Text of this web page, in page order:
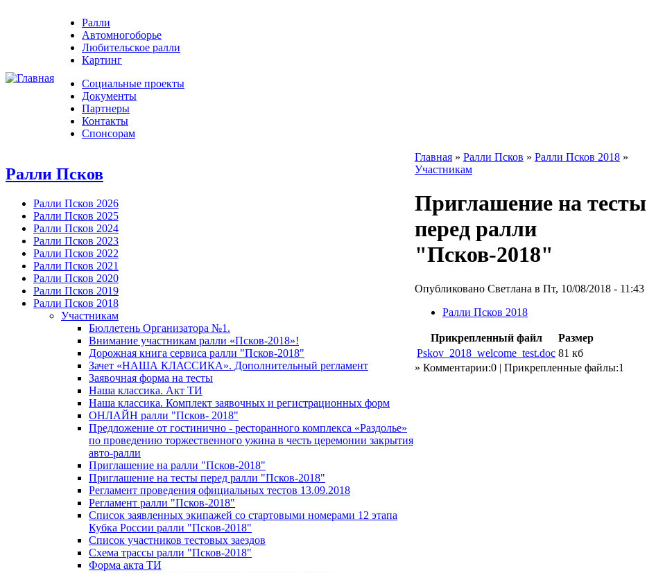
Ралли
Автомногоборье
Любительское ралли
Картинг
Социальные проекты
Документы
Партнеры
Контакты
Спонсорам
Ралли Псков
Ралли Псков 2026
Ралли Псков 2025
Ралли Псков 2024
Ралли Псков 2023
Ралли Псков 2022
Ралли Псков 2021
Ралли Псков 2020
Ралли Псков 2019
Ралли Псков 2018
Участникам
Бюллетень Организатора №1.
Внимание участникам ралли «Псков-2018»!
Дорожная книга сервиса ралли "Псков-2018"
Зачет «НАША КЛАССИКА». Дополнительный регламент
Заявочная форма на тесты
Наша классика. Акт ТИ
Наша классика. Комплект заявочных и регистрационных форм
ОНЛАЙН ралли "Псков- 2018"
Предложение от гостинично - ресторанного комплекса «Раздолье»
по проведению торжественного ужина в честь церемонии закрытия
авто-ралли
Приглашение на ралли "Псков-2018"
Приглашение на тесты перед ралли "Псков-2018"
Регламент проведения официальных тестов 13.09.2018
Регламент ралли "Псков-2018"
Список заявленных экипажей со стартовыми номерами 12 этапа
Кубка России ралли "Псков-2018"
Список участников тестовых заездов
Схема трассы ралли "Псков-2018"
Форма акта ТИ
Главная » Ралли Псков » Ралли Псков 2018 »
Участникам
Приглашение на тесты
перед ралли
"Псков-2018"
Опубликовано Светлана в Пт, 10/08/2018 - 11:43
Ралли Псков 2018
Прикрепленный файл
Размер
Pskov_2018_welcome_test.doc 81 кб
» Комментарии:0 | Прикрепленные файлы:1